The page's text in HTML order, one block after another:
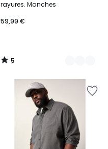
rayures. Manches
59,99 €
5
5
/